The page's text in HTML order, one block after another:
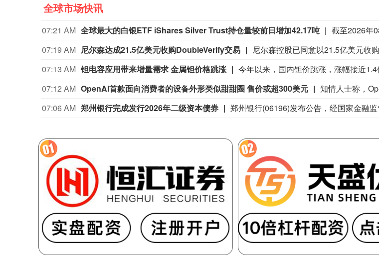
全球市场快讯
07:21 AM 全球最大的白银ETF iShares Silver Trust持仓量较前日增加42.17吨
07:19 AM 尼尔森达成21.5亿美元收购DoubleVerify交易
07:13 AM 钽电容应用带来增量需求 金属钽价格跳涨
07:12 AM OpenAI首款面向消费者的设备外形类似甜甜圈 售价或超300美元
07:06 AM 郑州银行完成发行2026年二级资本债券